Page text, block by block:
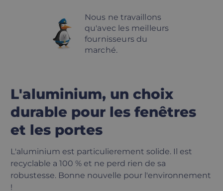
Nous ne travaillons
qu'avec les meilleurs
fournisseurs du
marché.
L'aluminium, un choix
durable pour les fenêtres
et les portes
L'aluminium est particulierement solide. Il est
recyclable a 100 % et ne perd rien de sa
robustesse. Bonne nouvelle pour l'environnement
!